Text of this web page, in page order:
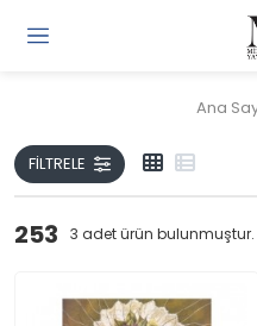
Ana
FILTRELE
253 3 adet ürün bulunmuştur.